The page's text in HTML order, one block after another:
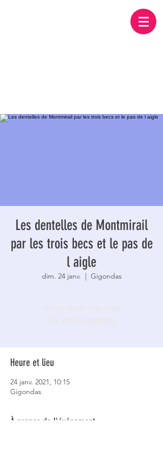
Les dentelles de Montmirail
par les trois becs et le pas de
l aigle
dim. 24 janv.
  |
Gigondas
Heure et lieu
24 janv. 2021, 10:15
Gigondas
À propos de l'événement